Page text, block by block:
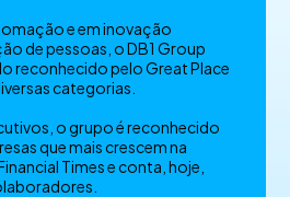
e em inovação
de pessoas, o DB1 Group
reconhecido pelo Great Place
categorias.
o grupo é reconhecido
que mais crescem na
Times e conta, hoje,